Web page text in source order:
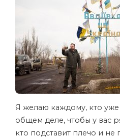
Я желаю каждому, кто
общем деле, чтобы у вас
кто подставит плечо и не